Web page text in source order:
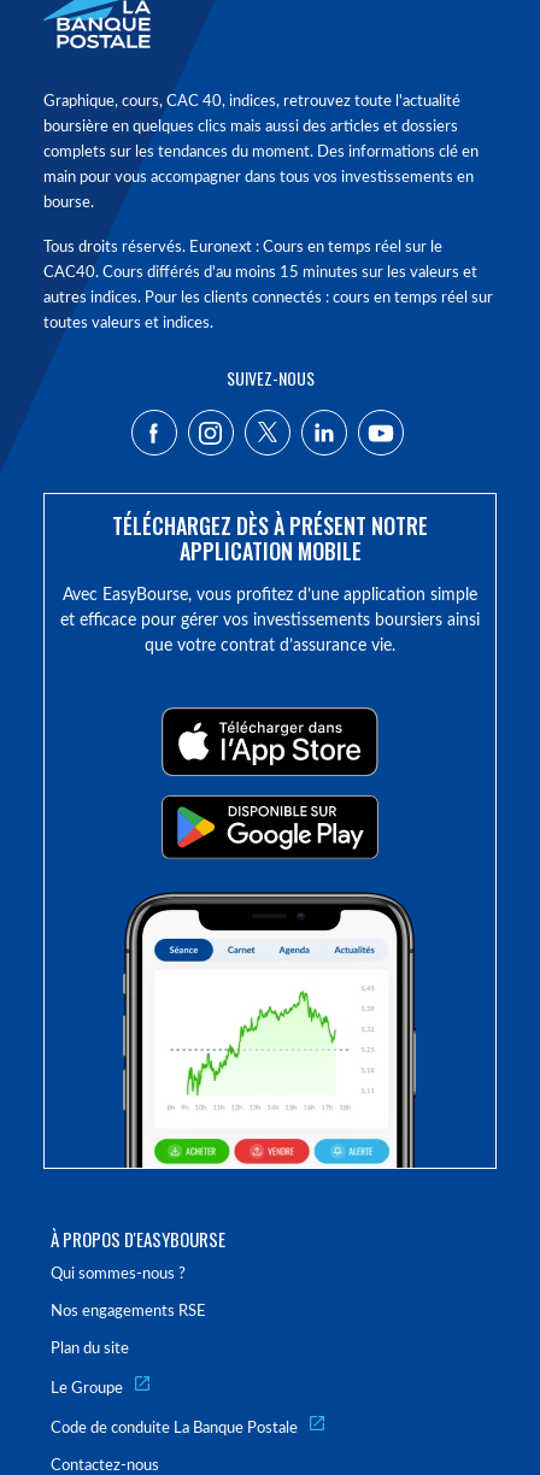
À PROPOS D'EASYBOURSE
Qui sommes-nous ?
Nos engagements RSE
Plan du site
Le Groupe
Code de conduite La Banque Postale
Contactez-nous
Graphique, cours, CAC 40, indices, retrouvez toute l'actualité
boursière en quelques clics mais aussi des articles et dossiers
complets sur les tendances du moment. Des informations clé en
main pour vous accompagner dans tous vos investissements en
bourse.
Tous droits réservés. Euronext : Cours en temps réel sur le
CAC40. Cours différés d'au moins 15 minutes sur les valeurs et
autres indices. Pour les clients connectés : cours en temps réel sur
toutes valeurs et indices.
SUIVEZ-NOUS
TÉLÉCHARGEZ DÈS À PRÉSENT NOTRE
APPLICATION MOBILE
Avec EasyBourse, vous profitez d’une application simple
et efficace pour gérer vos investissements boursiers ainsi
que votre contrat d’assurance vie.